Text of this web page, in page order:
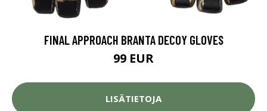
FINAL APPROACH BRANTA DECOY GLOVES
99 EUR
LISÄTIETOJA